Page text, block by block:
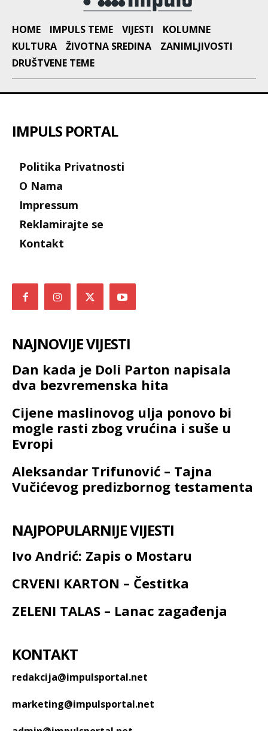
HOME IMPULS TEME VIJESTI
KOLUMNE
KULTURA
ŽIVOTNA SREDINA
ZANIMLJIVOSTI
DRUŠTVENE TEME
IMPULS PORTAL
Politika Privatnosti
O Nama
Impressum
Reklamirajte se
Kontakt
NAJNOVIJE VIJESTI
Dan kada je Doli Parton napisala
dva bezvremenska hita
Cijene maslinovog ulja ponovo bi
mogle rasti zbog vrućina i suše u
Evropi
Aleksandar Trifunović – Tajna
Vučićevog predizbornog testamenta
NAJPOPULARNIJE VIJESTI
Ivo Andrić: Zapis o Mostaru
CRVENI KARTON – Čestitka
ZELENI TALAS – Lanac zagađenja
KONTAKT
redakcija@impulsportal.net
marketing@impulsportal.net